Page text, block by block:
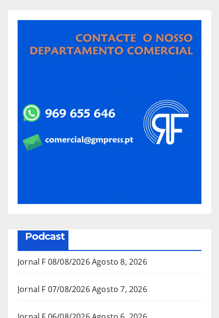
Podcast
Jornal F 08/08/2026Agosto 8, 2026
Jornal F 07/08/2026Agosto 7, 2026